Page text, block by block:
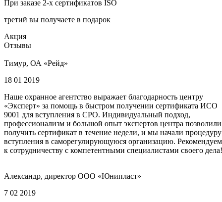
При заказе 2-х сертификатов ISO
третий вы получаете в подарок
Акция
Отзывы
Тимур, ОА «Рейд»
18 01 2019
Наше охранное агентство выражает благодарность центру
«Эксперт» за помощь в быстром получении сертификата ИСО
9001 для вступления в СРО. Индивидуальный подход,
профессионализм и большой опыт экспертов центра позволили
получить сертификат в течение недели, и мы начали процедуру
вступления в саморегулирующуюся организацию. Рекомендуем
к сотрудничеству с компетентными специалистами своего дела!
Александр, директор ООО «Юнипласт»
7 02 2019